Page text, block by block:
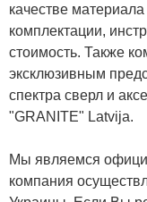
качестве
комплектации,
стоимость. Также
эксклюзивным
спектра сверл и
"GRANITE" Latvija.
Мы являемся
компания